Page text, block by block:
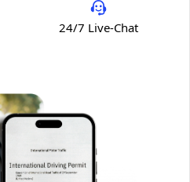
24/7 Live-Chat